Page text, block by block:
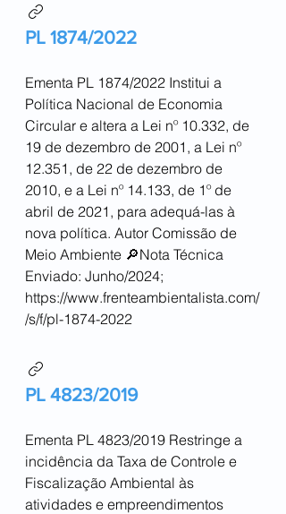
PL 1874/2022
Ementa PL 1874/2022 Institui a
Política Nacional de Economia
Circular e altera a Lei nº 10.332, de
19 de dezembro de 2001, a Lei nº
12.351, de 22 de dezembro de
2010, e a Lei nº 14.133, de 1º de
abril de 2021, para adequá-las à
nova política. Autor Comissão de
Meio Ambiente 🔎Nota Técnica
Enviado: Junho/2024;
https://www.frenteambientalista.com/
/s/f/pl-1874-2022
PL 4823/2019
Ementa PL 4823/2019 Restringe a
incidência da Taxa de Controle e
Fiscalização Ambiental às
atividades e empreendimentos